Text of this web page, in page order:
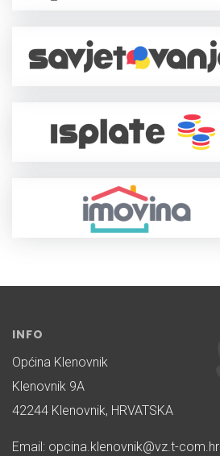
INFO
Općina Klenovnik
Klenovnik 9A
42244 Klenovnik, HRVATSKA
Email: opcina.klenovnik@vz.t-com.hr